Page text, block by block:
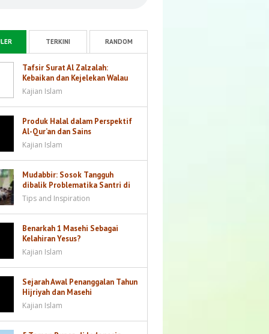
TERKINI RANDOM
Tafsir Surat Al Zalzalah:
Kebaikan dan Kejelekan Walau
Sebesar Dzarrah akan Dibalas
Kajian Islam
Produk Halal dalam Perspektif
Al-Qur’an dan Sains
Kajian Islam
Mudabbir: Sosok Tangguh
dibalik Problematika Santri di
Kamar
Tips and Inspiration
Benarkah 1 Masehi Sebagai
Kelahiran Yesus?
Kajian Islam
Sejarah Awal Penanggalan Tahun
Hijriyah dan Masehi
Kajian Islam